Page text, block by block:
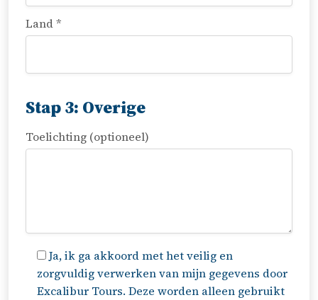
Land *
Stap 3: Overige
Toelichting (optioneel)
Ja, ik ga akkoord met het veilig en
zorgvuldig verwerken van mijn gegevens door
Excalibur Tours. Deze worden alleen gebruikt